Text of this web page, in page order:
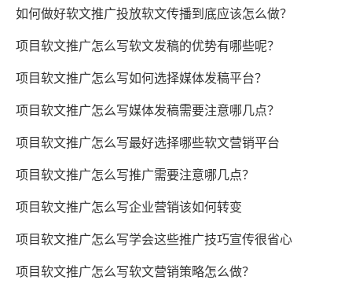
如何做好软文推广投放软文传播到底应该怎么做？
项目软文推广怎么写软文发稿的优势有哪些呢？
项目软文推广怎么写如何选择媒体发稿平台？
项目软文推广怎么写媒体发稿需要注意哪几点？
项目软文推广怎么写最好选择哪些软文营销平台
项目软文推广怎么写推广需要注意哪几点？
项目软文推广怎么写企业营销该如何转变
项目软文推广怎么写学会这些推广技巧宣传很省心
项目软文推广怎么写软文营销策略怎么做？